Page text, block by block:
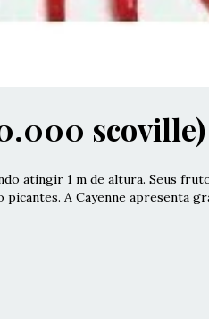
scoville)
atingir 1 m de altura. Seus
A Cayenne apresenta